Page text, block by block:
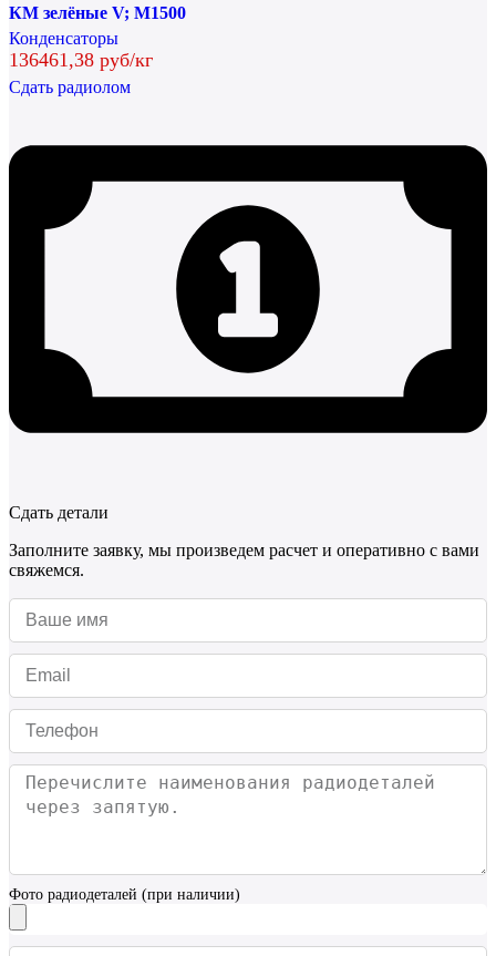
КМ зелёные V; М1500
Конденсаторы
136461,38 руб/кг
Сдать радиолом
Сдать детали
Заполните заявку, мы произведем расчет и оперативно с вами
свяжемся.
Фото радиодеталей (при наличии)